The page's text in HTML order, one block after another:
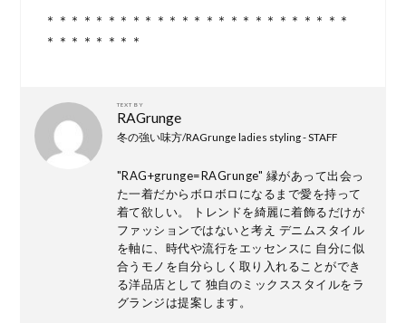
＊＊＊＊＊＊＊＊＊＊＊＊＊＊＊＊＊＊＊＊＊＊＊＊＊
＊＊＊＊＊＊＊＊
TEXT BY
RAGrunge
冬の強い味方/RAGrunge ladies styling - STAFF
"RAG+grunge=RAGrunge" 縁があって出会っ
た一着だからボロボロになるまで愛を持って
着て欲しい。 トレンドを綺麗に着飾るだけが
ファッションではないと考え デニムスタイル
を軸に、時代や流行をエッセンスに 自分に似
合うモノを自分らしく取り入れることができ
る洋品店として 独自のミックススタイルをラ
グランジは提案します。